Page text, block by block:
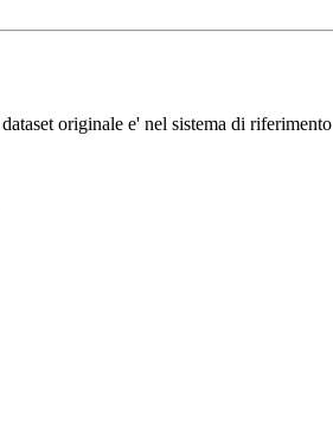
originale e' nel sistema di riferimento